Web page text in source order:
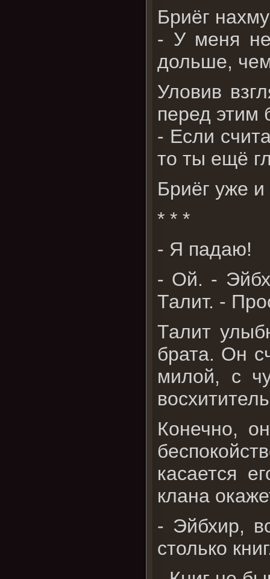
Бриёг
- У меня
дольше,
Уловив
перед этим
- Если
то ты ещё
Бриёг уже
* * *
- Я падаю!
- Ой. -
Талит. -
Талит
брата. Он
милой, с
Конечно,
касается
клана
- Эйбхир,
столько